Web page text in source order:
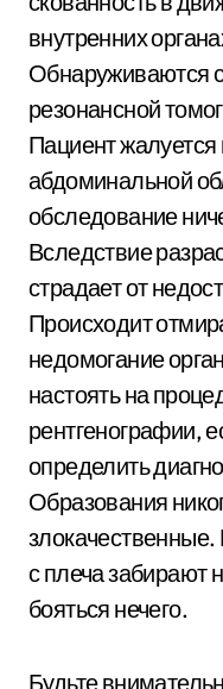
внутренних
Обнаруживаются
резонансной
Пациент
абдоминальной
обследование
Вследствие
страдает от
Происходит
недомогание
настоять на
рентгенографии,
определить
Образования
с плеча забирают
бояться нечего.
Будьте